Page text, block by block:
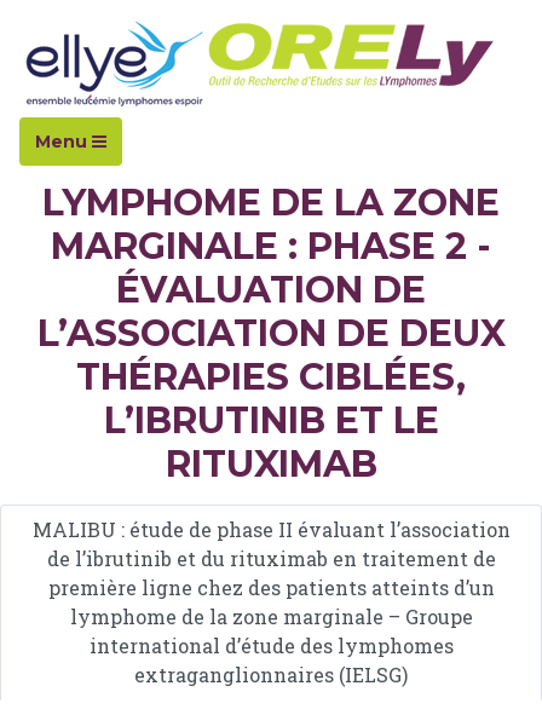
Menu
Accueil
LYMPHOME DE LA ZONE
MARGINALE : PHASE 2 -
ÉVALUATION DE
L’ASSOCIATION DE DEUX
THÉRAPIES CIBLÉES,
L’IBRUTINIB ET LE
RITUXIMAB
MALIBU : étude de phase II évaluant l’association
de l’ibrutinib et du rituximab en traitement de
première ligne chez des patients atteints d’un
lymphome de la zone marginale – Groupe
international d’étude des lymphomes
extraganglionnaires (IELSG)